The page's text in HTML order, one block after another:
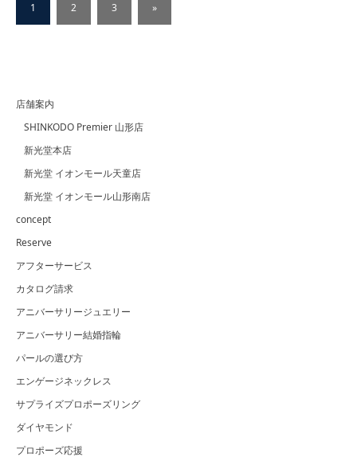
1 2 3 »
店舗案内
SHINKODO Premier 山形店
新光堂本店
新光堂 イオンモール天童店
新光堂 イオンモール山形南店
concept
Reserve
アフターサービス
カタログ請求
アニバーサリージュエリー
アニバーサリー結婚指輪
パールの選び方
エンゲージネックレス
サプライズプロポーズリング
ダイヤモンド
プロポーズ応援